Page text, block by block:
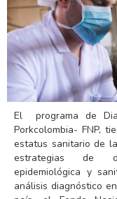
El programa de
Porkcolombia- FNP,
estatus sanitario de
estrategias de
epidemiológica y
análisis diagnóstico